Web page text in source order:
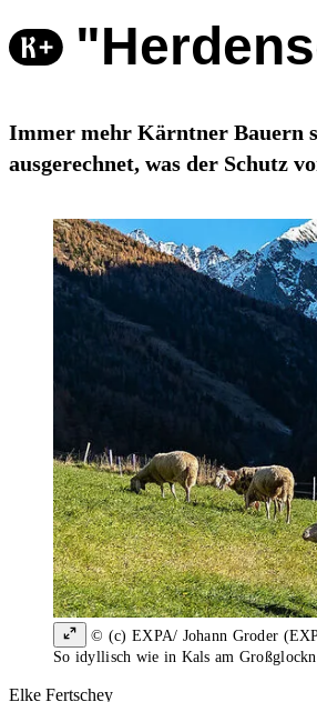
Immer mehr Kärntner Bauern
ausgerechnet, was der Schutz
© (c) EXPA/ Johann Groder
So idyllisch wie in Kals am
Elke Fertschey